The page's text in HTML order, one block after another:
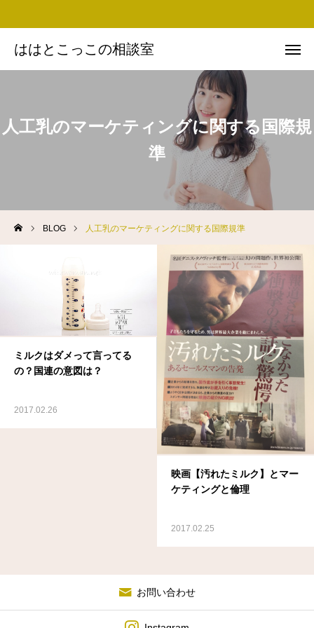
ははとこっこの相談室
人工乳のマーケティングに関する国際規
準
BLOG 人工乳のマーケティングに関する国際規準
ミルクはダメって言ってる
の？国連の意図は？
2017.02.26
映画【汚れたミルク】とマー
ケティングと倫理
2017.02.25
お問い合わせ
Instagram
Facebook 友だち追加
実績